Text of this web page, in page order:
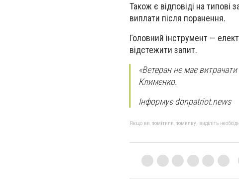
Також є відповіді на типові
виплати після поранення.
Головний інструмент —
відстежити запит.
«Ветеран не має
Клименко.
Інформує donpatriot.news
Якщо ви помітили помилку, виділіть